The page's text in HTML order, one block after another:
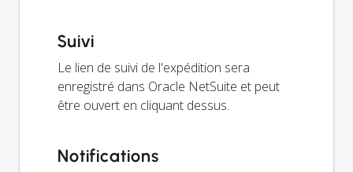
Suivi
Le lien de suivi de l'expédition sera
enregistré dans Oracle NetSuite et peut
être ouvert en cliquant dessus.
Notifications